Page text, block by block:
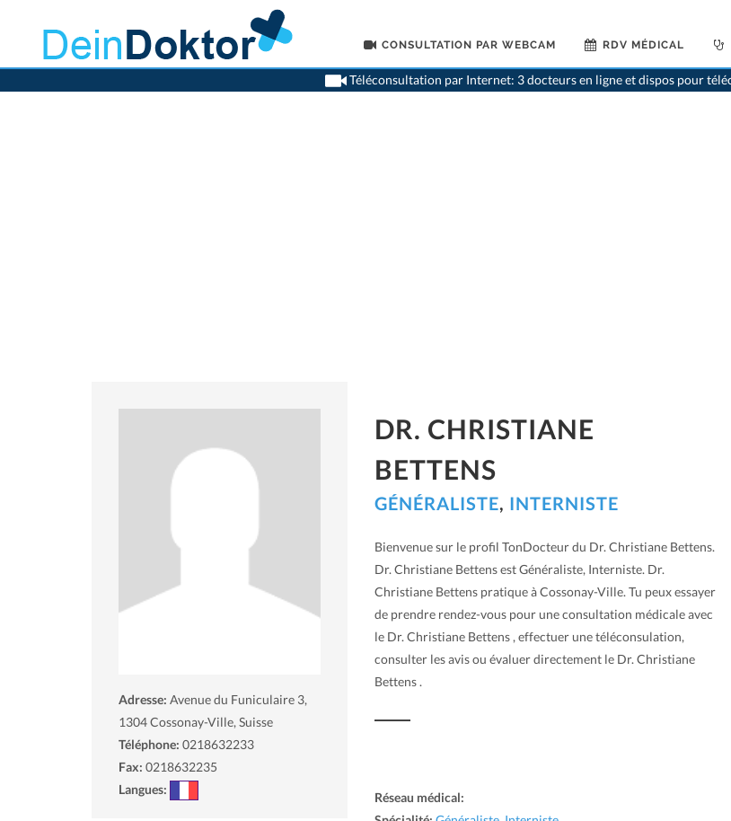
CONSULTATION PAR WEBCAM RDV MÉDICAL
Téléconsultation par Internet: 3 docteurs en ligne et dispos pour
Adresse: Avenue du Funiculaire 3,
1304Cossonay-Ville, Suisse
Téléphone: 0218632233
Fax: 0218632235
Langues:
DR. CHRISTIANE
BETTENS
GÉNÉRALISTE, INTERNISTE
Bienvenue sur le profil TonDocteur du Dr. Christiane Bettens.
Dr. Christiane Bettens est Généraliste, Interniste. Dr.
Christiane Bettens pratique à Cossonay-Ville. Tu peux essayer
de prendre rendez-vous pour une consultation médicale avec
le Dr. Christiane Bettens , effectuer une téléconsulation,
consulter les avis ou évaluer directement le Dr. Christiane
Bettens .
Réseau médical: